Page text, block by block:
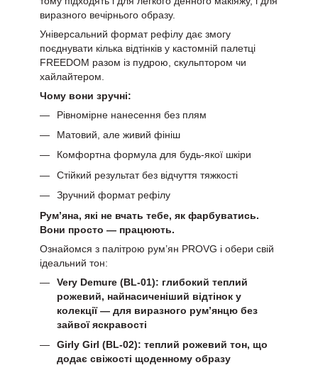
виразного вечірнього образу.
Універсальний формат рефілу дає змогу
поєднувати кілька відтінків у кастомній палетці
FREEDOM разом із пудрою, скульптором чи
хайлайтером.
Чому вони зручні:
Рівномірне нанесення без плям
Матовий, але живий фініш
Комфортна формула для будь-якої шкіри
Стійкий результат без відчуття тяжкості
Зручний формат рефілу
Рум’яна, які не вчать тебе, як фарбуватись.
Вони просто — працюють.
Ознайомся з палітрою рум’ян PROVG і обери свій
ідеальний тон:
Very Demure (BL-01): глибокий теплий
рожевий, найнасиченіший відтінок у
колекції — для виразного рум’янцю без
зайвої яскравості
Girly Girl (BL-02): теплий рожевий тон, що
додає свіжості щоденному образу